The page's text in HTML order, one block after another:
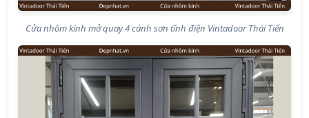
Cửa nhôm kính mở quay 4 cánh sơn tĩnh điện Vintadoor Thái Tiến